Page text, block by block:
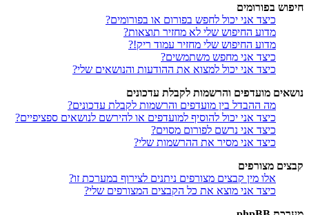
חיפוש בפורומים
כיצד אני יכול לחפש בפורום או בפורומים?
מדוע החיפוש שלי לא מחזיר תוצאות?
מדוע החיפוש שלי מחזיר עמוד ריק!?
כיצד אני מחפש משתמשים?
כיצד אני יכול למצוא את ההודעות והנושאים שלי?
נושאים מועדפים והרשמות לקבלת עדכונים
מה ההבדל בין מועדפים והרשמות לקבלת עדכונים?
כיצד אני יכול להוסיף למועדפים או להירשם לנושאים ספציפיים?
כיצד אני נרשם לפורום מסוים?
כיצד אני מסיר את ההרשמות שלי?
קבצים מצורפים
אלו מין קבצים מצורפים ניתנים לצירוף במערכת זו?
כיצד אני מוצא את כל הקבצים המצורפים שלי?